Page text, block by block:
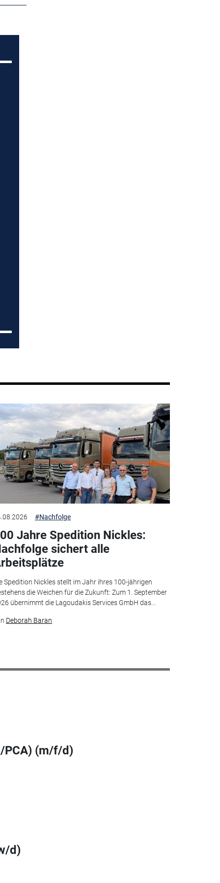
#Nachfolge
Jahre Spedition Nickles:
sichert alle
Spedition Nickles stellt im Jahr ihres 100-jährigen
die Weichen für die Zukunft: Zum 1. September
übernimmt die Lagoudakis Services GmbH das...
Deborah Baran
PCA) (m/f/d)
d)